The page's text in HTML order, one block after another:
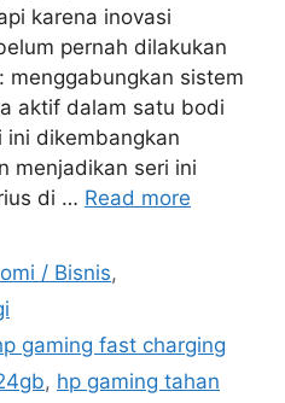
karena inovasi
pernah dilakukan
menggabungkan sistem
aktif dalam satu bodi
ini dikembangkan
menjadikan seri ini
di … Read more
/ Bisnis,
gaming fast charging
, hp gaming tahan